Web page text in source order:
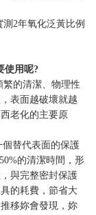
2年氧化泛黃比例
使用呢?
的清潔、物理性
表面越破壞就越
老化的主要原
替代表面的保護
的清潔時間，形
與完整密封保護
的耗費，節省大
移妳會發現，妳